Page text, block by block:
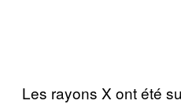
Les rayons X ont été